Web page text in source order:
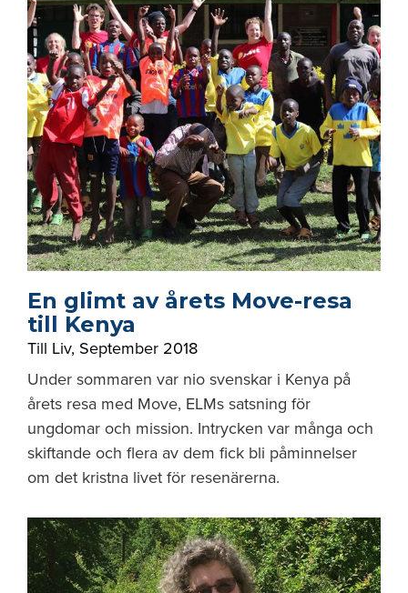
En glimt av årets Move-resa
till Kenya
Till Liv, September 2018
Under sommaren var nio svenskar i Kenya på
årets resa med Move, ELMs satsning för
ungdomar och mission. Intrycken var många och
skiftande och flera av dem fick bli påminnelser
om det kristna livet för resenärerna.